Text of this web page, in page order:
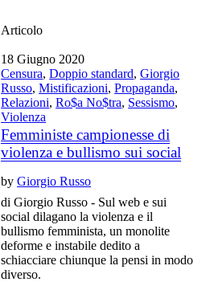
Articolo
18 Giugno 2020
Censura,Doppio standard,Giorgio
Russo,Mistificazioni,Propaganda,
Relazioni,Ro$a No$tra, Sessismo,
Violenza
Femministe campionesse di
violenza e bullismo sui social
byGiorgio Russo
di Giorgio Russo - Sul web e sui
social dilagano la violenza e il
bullismo femminista, un monolite
deforme e instabile dedito a
schiacciare chiunque la pensi in modo
diverso.